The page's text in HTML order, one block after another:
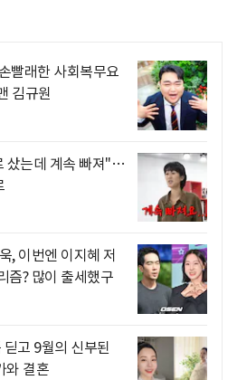
빨래한 사회복무요
김규원
샀는데 계속 빠져"…
, 이번엔 이지혜 저
즘? 많이 출세했구
고 9월의 신부된
와 결혼